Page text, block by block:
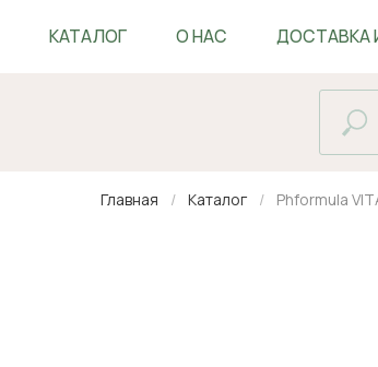
КАТАЛОГ О НАС ДОСТАВКА И
Главная Каталог Phformula